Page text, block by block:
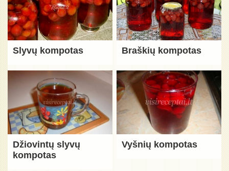
Slyvų kompotas Braškių kompotas
Džiovintų slyvų
kompotas
Vyšnių kompotas